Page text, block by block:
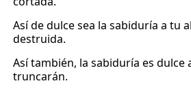
Así de dulce sea la sabiduría a tu
destruida.
Así también, la sabiduría es
truncarán.